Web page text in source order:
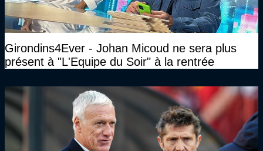
Girondins4Ever - Johan Micoud ne sera plus
présent à "L'Equipe du Soir" à la rentrée